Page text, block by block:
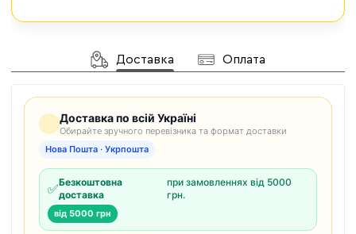
Доставка Оплата
Доставка по всій Україні
Обирайте зручного перевізника та формат доставки
Нова Пошта · Укрпошта
✅Безкоштовна
доставка
при замовленнях від 5000
грн.
від 5000 грн